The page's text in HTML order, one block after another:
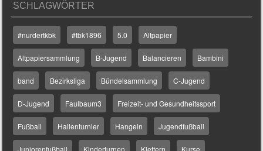
SCHLAGWÖRTER
#nurdertkbk #tbk1896 5.0 Altpapier
Altpapiersammlung B-Jugend Balancieren Bambini
band Bezirksliga Bündelsammlung C-Jugend
D-Jugend Faulbaum3 Freizeit- und Gesundheitssport
Fußball Hallenturnier Hangeln Jugendfußball
Juniorenfußball Kinderturnen Klettern Kurse